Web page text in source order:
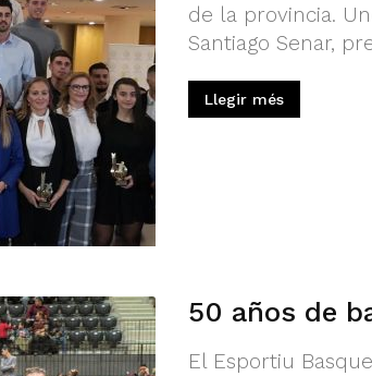
de la provincia.
Santiago Senar,
Llegir més
50 años de
El Esportiu